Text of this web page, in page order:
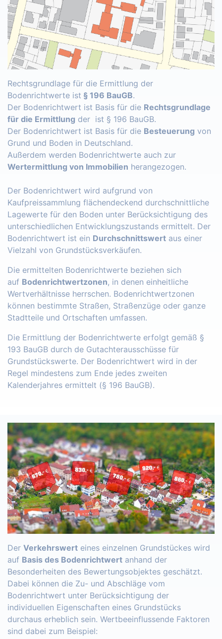
Rechtsgrundlage für die Ermittlung der
Bodenrichtwerte ist § 196 BauGB.
Der Bodenrichtwert ist Basis für die Rechtsgrundlage
für die Ermittlung der ist § 196 BauGB.
Der Bodenrichtwert ist Basis für die Besteuerung von
Grund und Boden in Deutschland.
Außerdem werden Bodenrichtwerte auch zur
Wertermittlung von Immobilien herangezogen.
Der Bodenrichtwert wird aufgrund von
Kaufpreissammlung flächendeckend durchschnittliche
Lagewerte für den Boden unter Berücksichtigung des
unterschiedlichen Entwicklungszustands ermittelt. Der
Bodenrichtwert ist ein Durchschnittswert aus einer
Vielzahl von Grundstücksverkäufen.
Die ermittelten Bodenrichtwerte beziehen sich
auf Bodenrichtwertzonen, in denen einheitliche
Wertverhältnisse herrschen. Bodenrichtwertzonen
können bestimmte Straßen, Straßenzüge oder ganze
Stadtteile und Ortschaften umfassen.
Die Ermittlung der Bodenrichtwerte erfolgt gemäß §
193 BauGB durch de Gutachterausschüsse für
Grundstückswerte. Der Bodenrichtwert wird in der
Regel mindestens zum Ende jedes zweiten
Kalenderjahres ermittelt (§ 196 BauGB).
Der Verkehrswert eines einzelnen Grundstückes wird
auf Basis des Bodenrichtwert anhand der
Besonderheiten des Bewertungsobjektes geschätzt.
Dabei können die Zu- und Abschläge vom
Bodenrichtwert unter Berücksichtigung der
individuellen Eigenschaften eines Grundstücks
durchaus erheblich sein. Wertbeeinflussende Faktoren
sind dabei zum Beispiel: